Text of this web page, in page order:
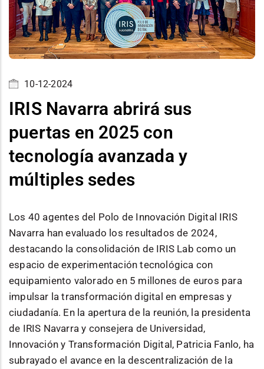
10-12-2024
IRIS Navarra abrirá sus
puertas en 2025 con
tecnología avanzada y
múltiples sedes
Los 40 agentes del Polo de Innovación Digital IRIS
Navarra han evaluado los resultados de 2024,
destacando la consolidación de IRIS Lab como un
espacio de experimentación tecnológica con
equipamiento valorado en 5 millones de euros para
impulsar la transformación digital en empresas y
ciudadanía. En la apertura de la reunión, la presidenta
de IRIS Navarra y consejera de Universidad,
Innovación y Transformación Digital, Patricia Fanlo, ha
subrayado el avance en la descentralización de la